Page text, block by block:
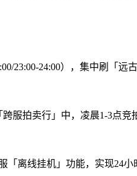
23:00-24:00），集中刷「远
服拍卖行」中，凌晨1-3点竞
离线挂机」功能，实现24小